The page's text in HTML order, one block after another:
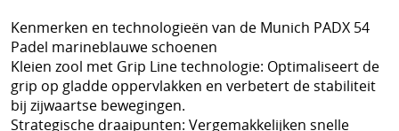
Kenmerken en technologieën van de Munich PADX 54
Padel marineblauwe schoenen
Kleien zool met Grip Line technologie: Optimaliseert de
grip op gladde oppervlakken en verbetert de stabiliteit
bij zijwaartse bewegingen.
Strategische draaipunten: Vergemakkelijken snelle